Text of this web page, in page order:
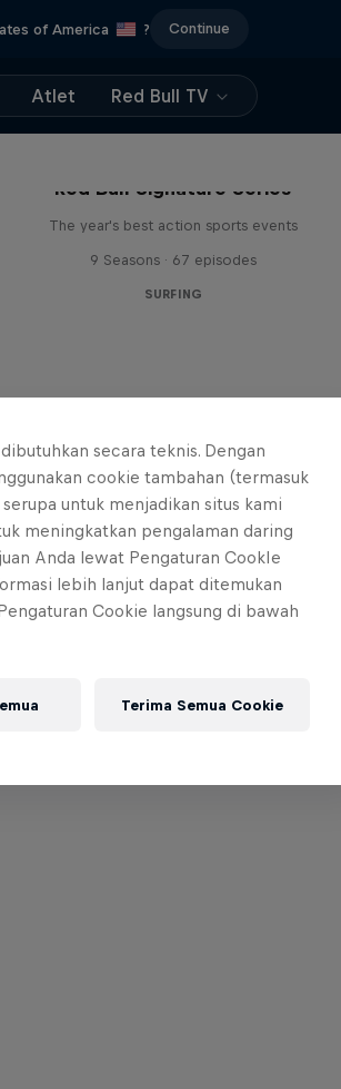
of America ? Continue
Atlet Red Bull TV
Red Bull Signature Series
The year's best action sports events
9 Seasons · 67 episodes
SURFING
secara teknis. Dengan
cookie tambahan (termasuk
untuk menjadikan situs kami
meningkatkan pengalaman daring
Anda lewat Pengaturan CookIe
lebih lanjut dapat ditemukan
Cookie langsung di bawah
Terima Semua Cookie